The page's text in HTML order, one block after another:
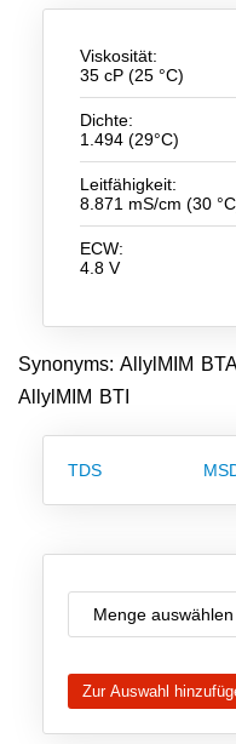
Toxizität von
Über Uns
Unternehmen
Team
Investor Relations
Kontakt
Viskosität:
35 cP (25 °C)
Dichte:
1.494 (29°C)
Leitfähigkeit:
8.871 mS/cm (30
ECW:
4.8 V
Synonyms: AllylMIM
AllylMIM BTI
TDS